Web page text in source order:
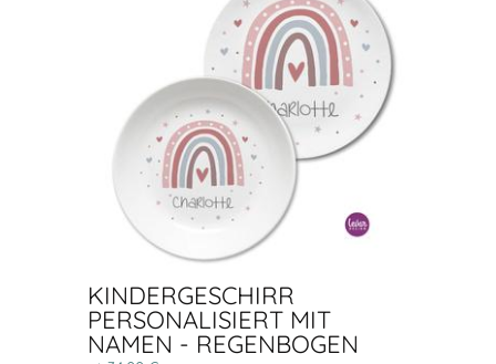
KINDERGESCHIRR
PERSONALISIERT MIT
NAMEN - REGENBOGEN